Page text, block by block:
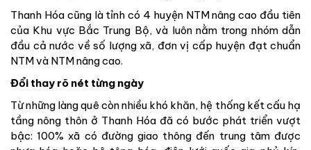
Thanh Hóa cũng là tỉnh có 4 huyện NTM nâng cao đầu tiên
của Khu vực Bắc Trung Bộ, và luôn nằm trong nhóm dẫn
đầu cả nước về số lượng xã, đơn vị cấp huyện đạt chuẩn
NTM và NTM nâng cao.
Đổi thay rõ nét từng ngày
Từ những làng quê còn nhiều khó khăn, hệ thống kết cấu hạ
tầng nông thôn ở Thanh Hóa đã có bước phát triển vượt
bậc: 100% xã có đường giao thông đến trung tâm được